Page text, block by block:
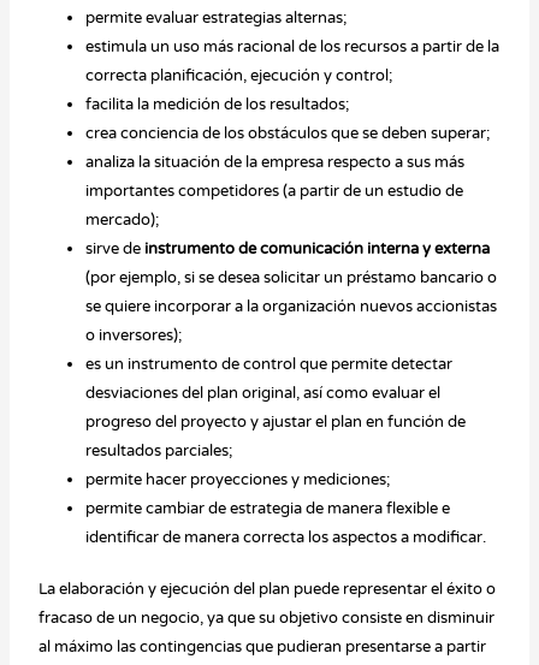
permite evaluar estrategias alternas;
estimula un uso más racional de los recursos a partir de la
correcta planificación, ejecución y control;
facilita la medición de los resultados;
crea conciencia de los obstáculos que se deben superar;
analiza la situación de la empresa respecto a sus más
importantes competidores (a partir de un estudio de
mercado);
sirve de instrumento de comunicación interna y externa
(por ejemplo, si se desea solicitar un préstamo bancario o
se quiere incorporar a la organización nuevos accionistas
o inversores);
es un instrumento de control que permite detectar
desviaciones del plan original, así como evaluar el
progreso del proyecto y ajustar el plan en función de
resultados parciales;
permite hacer proyecciones y mediciones;
permite cambiar de estrategia de manera flexible e
identificar de manera correcta los aspectos a modificar.
La elaboración y ejecución del plan puede representar el éxito o
fracaso de un negocio, ya que su objetivo consiste en disminuir
al máximo las contingencias que pudieran presentarse a partir